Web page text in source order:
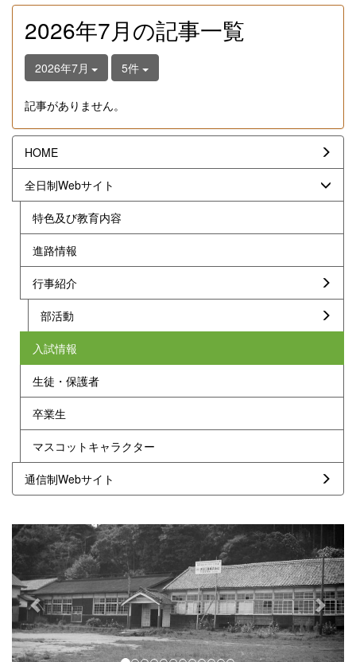
2026年7月の記事一覧
2026年7月 5件
記事がありません。
HOME
全日制Webサイト
特色及び教育内容
進路情報
行事紹介
部活動
入試情報
生徒・保護者
卒業生
マスコットキャラクター
通信制Webサイト
p
r
e
v
i
o
e
x
t